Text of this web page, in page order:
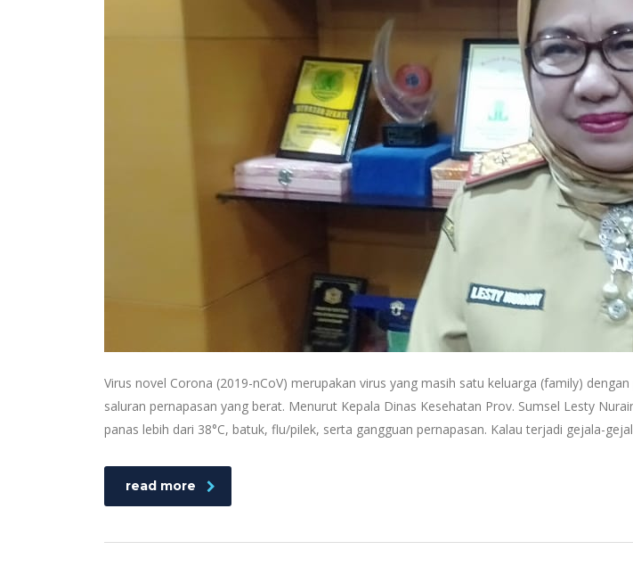
Virus novel Corona (2019-nCoV) merupakan virus yang masih satu keluarga (family)
saluran pernapasan yang berat. Menurut Kepala Dinas Kesehatan Prov. Sumsel Lesty
panas lebih dari 38°C, batuk, flu/pilek, serta gangguan pernapasan. Kalau terjadi gejala-
read more